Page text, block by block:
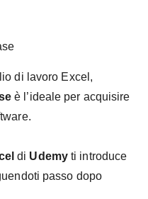
di lavoro Excel,
è l’ideale per acquisire
di Udemyti introduce
passo dopo